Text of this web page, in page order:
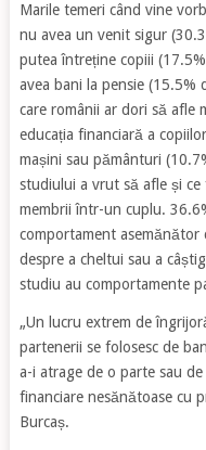
Marile temeri când vine
nu avea un venit sigur
putea întreține copiii
avea bani la pensie (15.5%
care românii ar dori să afle
educația financiară a
mașini sau pământuri
studiului a vrut să afle și
membrii într-un cuplu.
comportament asemănător
despre a cheltui sau a
studiu au comportamente
„Un lucru extrem de
partenerii se folosesc de
a-i atrage de o parte sau
financiare nesănătoase cu
Burcaș.